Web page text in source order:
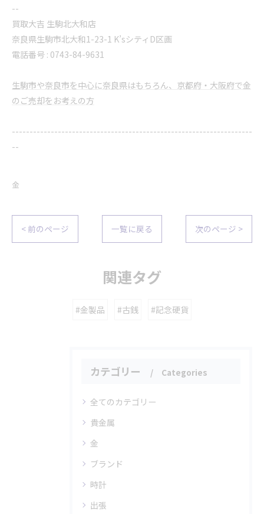
--
買取大吉 生駒北大和店
奈良県生駒市北大和1-23-1 K’sシティD区画
電話番号 : 0743-84-9631
生駒市や奈良市を中心に奈良県はもちろん、京都府・大阪府で金
のご売却をお考えの方
--------------------------------------------------------------------
--
金
< 前のページ 一覧に戻る 次のページ >
関連タグ
#金製品 #古銭 #記念硬貨
カテゴリー Categories
全てのカテゴリー
貴金属
金
ブランド
時計
出張